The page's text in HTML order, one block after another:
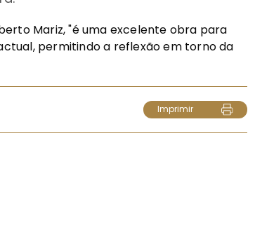
Mariz, "é uma excelente obra para
permitindo a reflexão em torno da
Imprimir